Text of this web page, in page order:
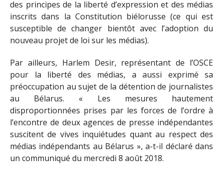
des principes de la liberté d’expression et des médias
inscrits dans la Constitution biélorusse (ce qui est
susceptible de changer bientôt avec l’adoption du
nouveau projet de loi sur les médias).
Par ailleurs, Harlem Desir, représentant de l’OSCE
pour la liberté des médias, a aussi exprimé sa
préoccupation au sujet de la détention de journalistes
au Bélarus. « Les mesures hautement
disproportionnées prises par les forces de l’ordre à
l’encontre de deux agences de presse indépendantes
suscitent de vives inquiétudes quant au respect des
médias indépendants au Bélarus », a-t-il déclaré dans
un communiqué du mercredi 8 août 2018.